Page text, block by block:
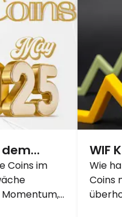
für Mai
Q2
Coins im
WIF
Wie
Coins